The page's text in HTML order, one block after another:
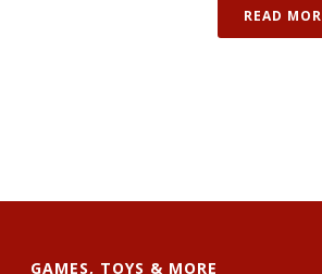
READ
GAMES, TOYS & MORE